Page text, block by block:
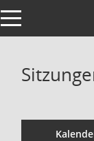
Toggle navigation